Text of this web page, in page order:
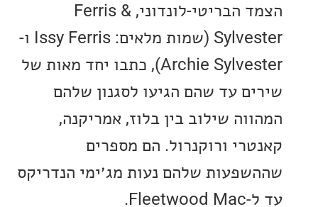
הצמד הבריטי-לונדוני, Ferris &
Sylvester (שמות מלאים: Issy Ferris ו-
Archie Sylvester), כתבו יחד מאות של
עד שהם הגיעו לסגנון שלהם
שילוב בין בלוז, אמריקנה,
ורוקנרול. הם מספרים
שלהם נעות מג׳ימי הנדריקס